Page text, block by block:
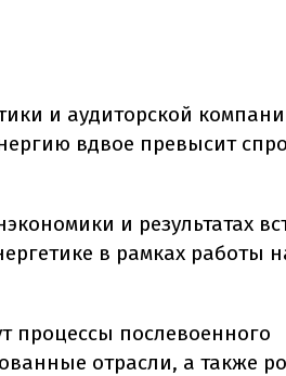
и аудиторской
вдвое превысит
и результатах
в рамках работы
процессы послевоенного
отрасли, а также